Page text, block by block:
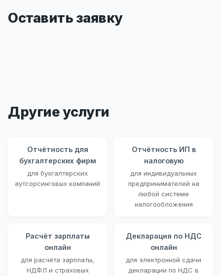
Оставить заявку
Другие услуги
Отчётность для
бухгалтерских фирм
для бухгалтерских
аутсорсинговых компаний
Отчётность ИП в
налоговую
для индивидуальных
предпринимателей на
любой системе
налогообложения
Расчёт зарплаты
онлайн
для расчёта зарплаты,
НДФЛ и страховых
Декларация по НДС
онлайн
для электронной сдачи
декларации по НДС в